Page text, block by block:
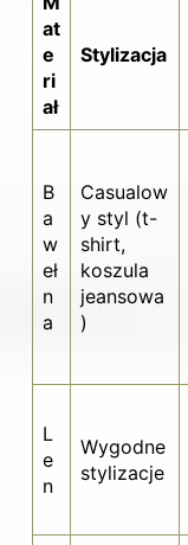
at
e
ri
ał
Stylizacja
B
a
w
eł
n
a
Casualow
y styl (t-
shirt,
koszula
jeansowa
)
L
e
n
Wygodne
stylizacje